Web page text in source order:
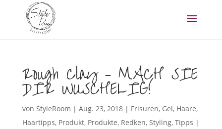
Rough Clay – MACH SIE
DIR WUSCHELIG!
von StyleRoom | Aug. 23, 2018| Frisuren, Gel, Haare,
Haartipps, Produkt, Produkte, Redken, Styling, Tipps |